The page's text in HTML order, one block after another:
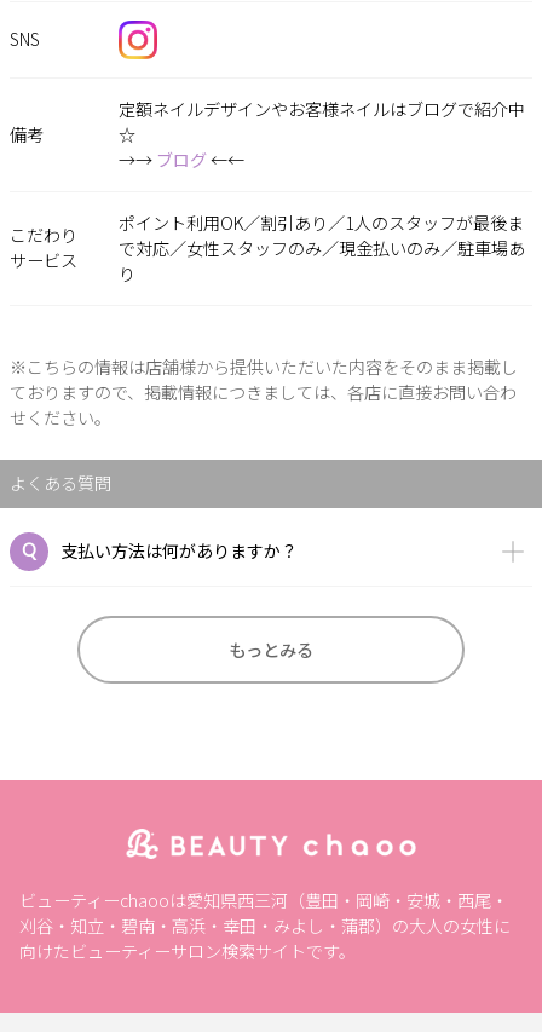
SNS
備考
定額ネイルデザインやお客様ネイルはブログで紹介中
☆
→→ ブログ←←
こだわり
サービス
ポイント利用OK／割引あり／1人のスタッフが最後ま
で対応／女性スタッフのみ／現金払いのみ／駐車場あ
り
※こちらの情報は店舗様から提供いただいた内容をそのまま掲載し
ておりますので、掲載情報につきましては、各店に直接お問い合わ
せください。
よくある質問
支払い方法は何がありますか？
もっとみる
ビューティーchaooは愛知県西三河（豊田・岡崎・安城・西尾・
刈谷・知立・碧南・高浜・幸田・みよし・蒲郡）の大人の女性に
向けたビューティーサロン検索サイトです。